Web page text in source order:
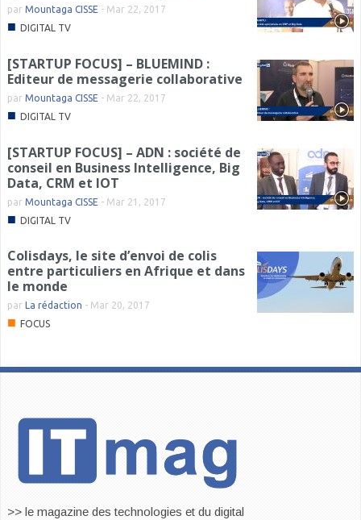
par Mountaga CISSE - Mar 22, 2017
■ DIGITAL TV
[STARTUP FOCUS] – BLUEMIND :
Editeur de messagerie collaborative
par Mountaga CISSE - Mar 22, 2017
■ DIGITAL TV
[STARTUP FOCUS] – ADN : société de
conseil en Business Intelligence, Big
Data, CRM et IOT
par Mountaga CISSE - Mar 21, 2017
■ DIGITAL TV
Colisdays, le site d’envoi de colis
entre particuliers en Afrique et dans
le monde
par La rédaction - Mar 20, 2017
■ FOCUS
>> le magazine des technologies et du digital